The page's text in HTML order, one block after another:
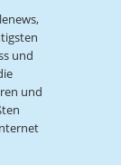
und
und